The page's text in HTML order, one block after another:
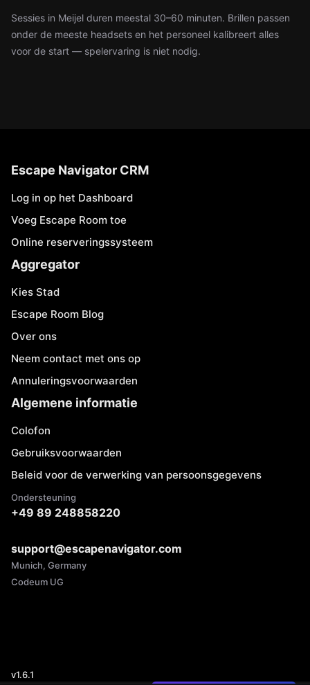
Sessies in Meijel duren meestal 30–60 minuten. Brillen passen
onder de meeste headsets en het personeel kalibreert alles
voor de start — spelervaring is niet nodig.
Escape Navigator CRM
Log in op het Dashboard
Voeg Escape Room toe
Online reserveringssysteem
Aggregator
Kies Stad
Escape Room Blog
Over ons
Neem contact met ons op
Annuleringsvoorwaarden
Algemene informatie
Colofon
Gebruiksvoorwaarden
Beleid voor de verwerking van persoonsgegevens
Ondersteuning
+49 89 248858220
support@escapenavigator.com
Munich, Germany
Codeum UG
v1.6.1